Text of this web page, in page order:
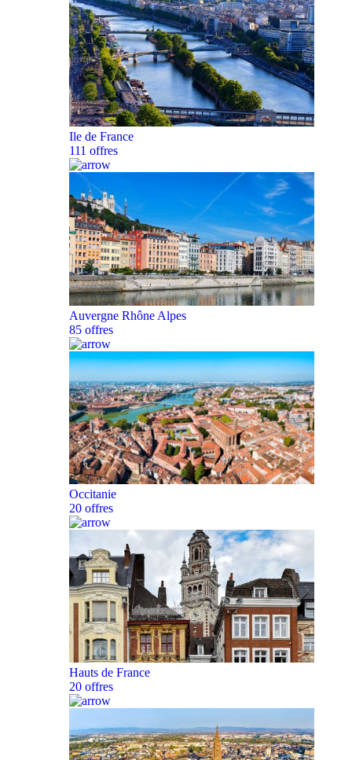
Ile de France
111 offres
Auvergne Rhône Alpes
85 offres
Occitanie
20 offres
Hauts de France
20 offres